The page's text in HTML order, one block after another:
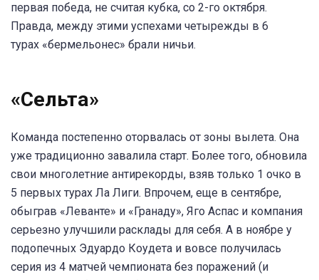
первая победа, не считая кубка, со 2-го октября.
Правда, между этими успехами четырежды в 6
турах «бермельонес» брали ничьи.
«Сельта»
Команда постепенно оторвалась от зоны вылета. Она
уже традиционно завалила старт. Более того, обновила
свои многолетние антирекорды, взяв только 1 очко в
5 первых турах Ла Лиги. Впрочем, еще в сентябре,
обыграв «Леванте» и «Гранаду», Яго Аспас и компания
серьезно улучшили расклады для себя. А в ноябре у
подопечных Эдуардо Коудета и вовсе получилась
серия из 4 матчей чемпионата без поражений (и